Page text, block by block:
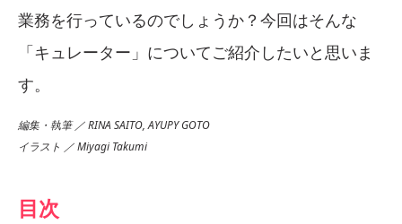
業務を行っているのでしょうか？今回はそんな
「キュレーター」についてご紹介したいと思いま
す。
編集・執筆 ／ RINA SAITO, AYUPY GOTO
イラスト ／ Miyagi Takumi
目次